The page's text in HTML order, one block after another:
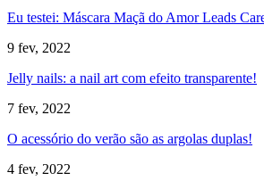
Eu testei: Máscara Maçã do Amor Leads
9 fev, 2022
Jelly nails: a nail art com efeito transparente!
7 fev, 2022
O acessório do verão são as argolas duplas!
4 fev, 2022